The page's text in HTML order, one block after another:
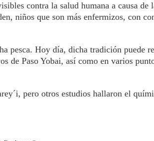
contra la salud humana a causa de
niños que son más enfermizos, con
pesca. Hoy día, dicha tradición puede
de Paso Yobai, así como en varios
pero otros estudios hallaron el